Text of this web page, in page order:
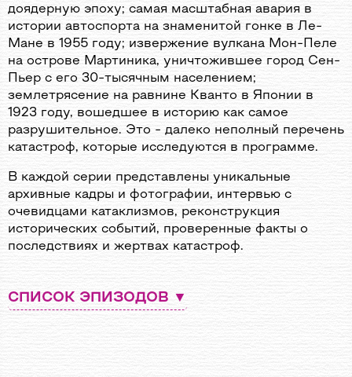
доядерную эпоху; самая масштабная авария в
истории автоспорта на знаменитой гонке в Ле-
Мане в 1955 году; извержение вулкана Мон-Пеле
на острове Мартиника, уничтожившее город Сен-
Пьер с его 30-тысячным населением;
землетрясение на равнине Кванто в Японии в
1923 году, вошедшее в историю как самое
разрушительное. Это - далеко неполный перечень
катастроф, которые исследуются в программе.
В каждой серии представлены уникальные
архивные кадры и фотографии, интервью с
очевидцами катаклизмов, реконструкция
исторических событий, проверенные факты о
последствиях и жертвах катастроф.
СПИСОК ЭПИЗОДОВ